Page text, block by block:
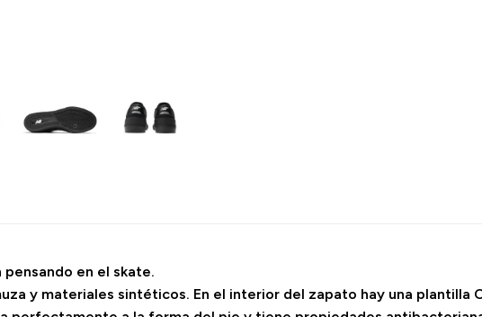
en el skate.
y materiales sintéticos. En el interior del zapato hay una plantilla